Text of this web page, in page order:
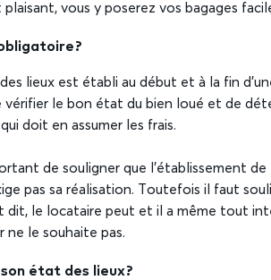
vous y poserez vos bagages
?
lieux est établi au début et à la fin
le bon état du bien loué et de
doit en assumer les frais.
de souligner que l’établissement de
pas sa réalisation. Toutefois il faut
dit, le locataire peut et il a même tout
ne le souhaite pas.
état des lieux ?